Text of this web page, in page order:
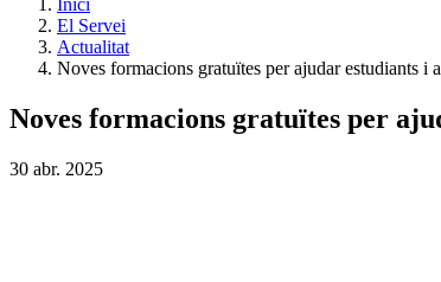
Inici
El Servei
Actualitat
Noves formacions gratuïtes per ajudar estudiants i
Noves formacions gratuïtes per
30 abr. 2025